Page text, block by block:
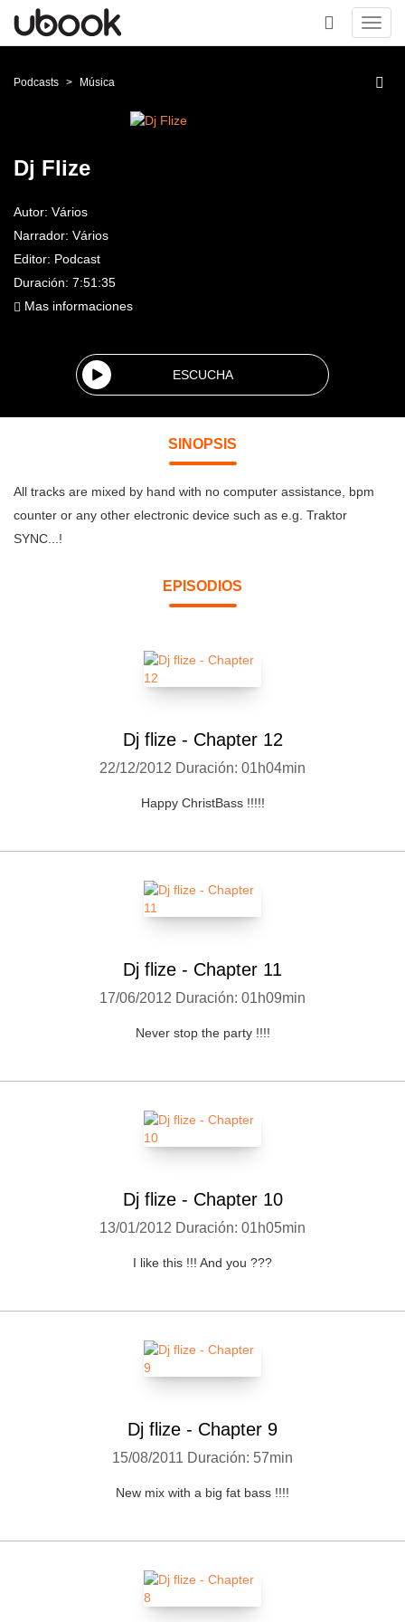
+
Podcasts Música
Dj Flize
Autor: Vários
Narrador: Vários
Editor: Podcast
Duración: 7:51:35
Mas informaciones
ESCUCHA
SINOPSIS
All tracks are mixed by hand with no computer assistance, bpm
counter or any other electronic device such as e.g. Traktor
SYNC...!
EPISODIOS
Dj flize - Chapter 12
22/12/2012 Duración: 01h04min
Happy ChristBass !!!!!
Dj flize - Chapter 11
17/06/2012 Duración: 01h09min
Never stop the party !!!!
Dj flize - Chapter 10
13/01/2012 Duración: 01h05min
I like this !!! And you ???
Dj flize - Chapter 9
15/08/2011 Duración: 57min
New mix with a big fat bass !!!!